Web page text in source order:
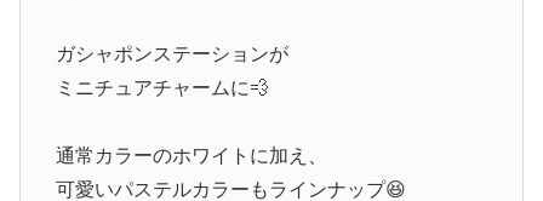
ガシャポンステーションが
ミニチュアチャームに💨
通常カラーのホワイトに加え、
可愛いパステルカラーもラインナップ😆